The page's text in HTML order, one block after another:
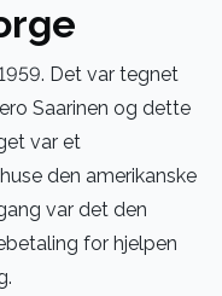
Det var tegnet
Saarinen og dette
var et
den amerikanske
var det den
for hjelpen